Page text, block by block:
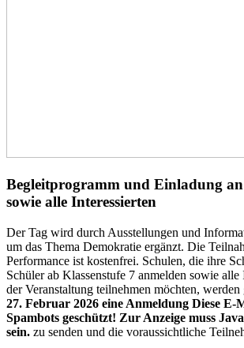
Begleitprogramm und Einladung an
sowie alle Interessierten
Der Tag wird durch Ausstellungen und
um das Thema Demokratie ergänzt. Die
Performance ist kostenfrei. Schulen, die ihre
Schüler ab Klassenstufe 7 anmelden sowie alle
der Veranstaltung teilnehmen möchten, werden
27. Februar 2026 eine Anmeldung Diese E-
Spambots geschützt! Zur Anzeige muss
sein. zu senden und die voraussichtliche